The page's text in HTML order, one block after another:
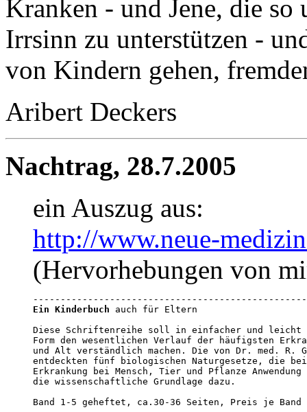
Kranken - und Jene, die
Irrsinn zu unterstützen -
von Kindern gehen,
Aribert Deckers
Nachtrag, 28.7.2005
ein Auszug aus:
http://www.neue-
(Hervorhebungen von
Ein Kinderbuch auch für Eltern
Diese Schriftenreihe soll in einfacher und
Form den wesentlichen Verlauf der häufigsten
und Alt verständlich machen. Die von Dr. med. R.
entdeckten fünf biologischen Naturgesetze, die
Erkrankung bei Mensch, Tier und Pflanze
die wissenschaftliche Grundlage dazu.
Band 1-5 geheftet, ca.30-36 Seiten, Preis je Band